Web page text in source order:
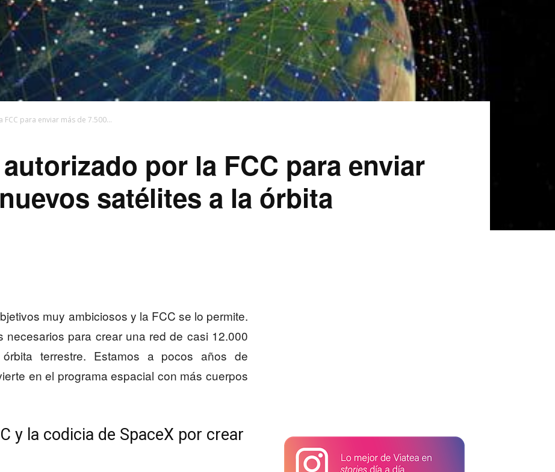
para enviar más de 7.500...
por la FCC para enviar
satélites a la órbita
muy ambiciosos y la FCC se lo permite.
para crear una red de casi 12.000
terrestre. Estamos a pocos años de
en el programa espacial con más cuerpos
y la codicia de SpaceX por crear